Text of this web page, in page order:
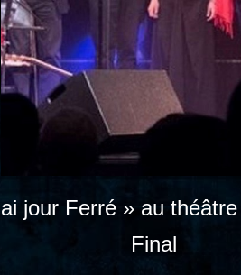
jour Ferré » au
Final